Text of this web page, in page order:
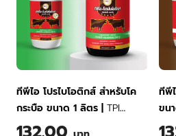
ทีพีไอ โปรไบโอติกส์ สำหรับโค
กระบือ ขนาด 1 ลิตร
TPI
Probiotics for Cattle 1 Liter
ทีพี
ขน
for